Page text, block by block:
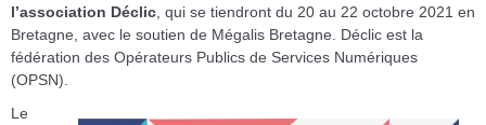
l’association Déclic , qui se tiendront du 20 au 22 octobre 2021 en
Bretagne, avec le soutien de Mégalis Bretagne. Déclic est la
fédération des Opérateurs Publics de Services Numériques
(OPSN).
Le